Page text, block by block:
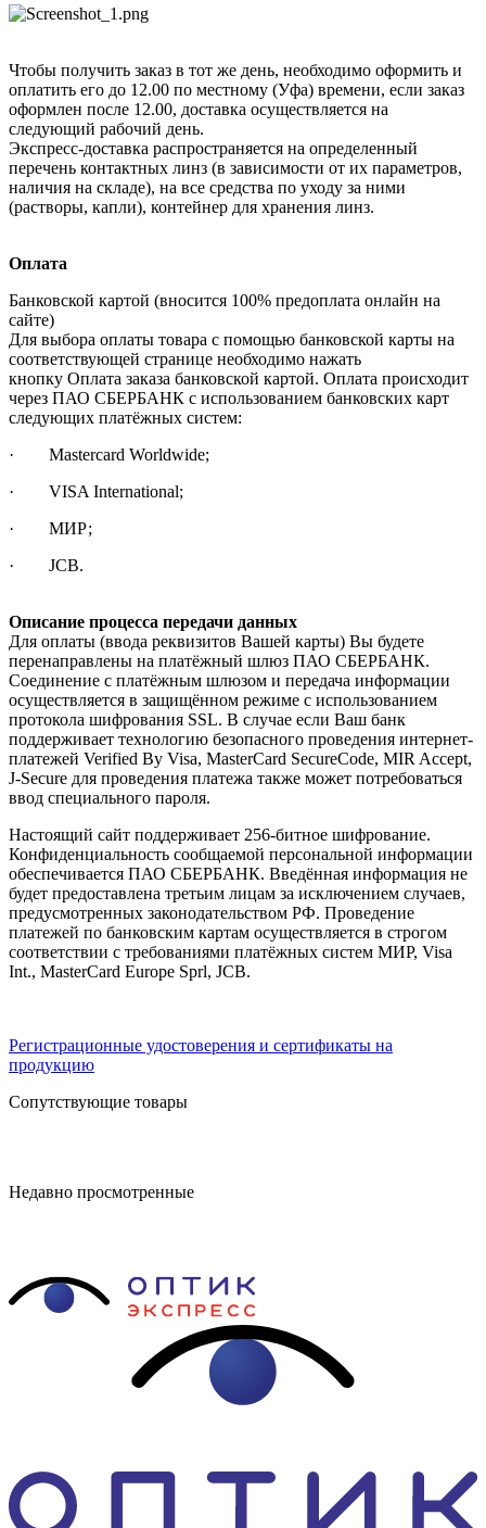
Чтобы получить заказ в тот же день, необходимо оформить и
оплатить его до 12.00 по местному (Уфа) времени, если заказ
оформлен после 12.00, доставка осуществляется на
следующий рабочий день.
Экспресс-доставка распространяется на определенный
перечень контактных линз (в зависимости от их параметров,
наличия на складе), на все средства по уходу за ними
(растворы, капли), контейнер для хранения линз.
Оплата
Банковской картой (вносится 100% предоплата онлайн на
сайте)
Для выбора оплаты товара с помощью банковской карты на
соответствующей странице необходимо нажать
кнопку Оплата заказа банковской картой. Оплата происходит
через ПАО СБЕРБАНК с использованием банковских карт
следующих платёжных систем:
· Mastercard Worldwide;
· VISA International;
· МИР;
· JCB.
Описание процесса передачи данных
Для оплаты (ввода реквизитов Вашей карты) Вы будете
перенаправлены на платёжный шлюз ПАО СБЕРБАНК.
Соединение с платёжным шлюзом и передача информации
осуществляется в защищённом режиме с использованием
протокола шифрования SSL. В случае если Ваш банк
поддерживает технологию безопасного проведения интернет-
платежей Verified By Visa, MasterCard SecureCode, MIR Accept,
J-Secure для проведения платежа также может потребоваться
ввод специального пароля.
Настоящий сайт поддерживает 256-битное шифрование.
Конфиденциальность сообщаемой персональной информации
обеспечивается ПАО СБЕРБАНК. Введённая информация не
будет предоставлена третьим лицам за исключением случаев,
предусмотренных законодательством РФ. Проведение
платежей по банковским картам осуществляется в строгом
соответствии с требованиями платёжных систем МИР, Visa
Int., MasterCard Europe Sprl, JCB.
Регистрационные удостоверения и сертификаты на
продукцию
Сопутствующие товары
Недавно просмотренные